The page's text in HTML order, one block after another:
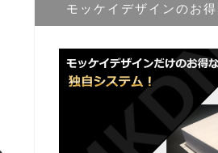
モッケイデザインのお